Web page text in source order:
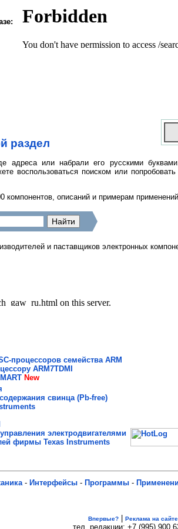
раздел
адреса или набрали его русскими
воспользоваться поиском или попробовать
описаний и примерам
и паставщиков электронных
процессоров семейства ARM
ARM7TDMI
New
свинца (Pb-free)
электродвигателями
фирмы Texas Instruments
- Интерфейсы - Программы -
Впервые? Реклама на сайте
тел. редакции: +7 (995) 900